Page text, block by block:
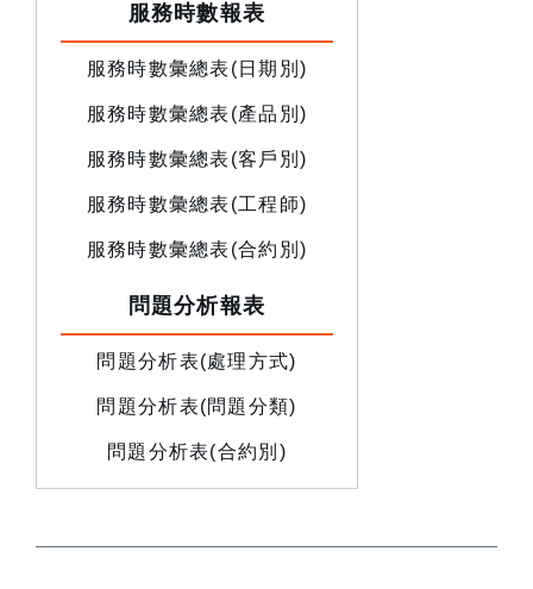
服務時數報表
服務時數彙總表(日期別)
服務時數彙總表(產品別)
服務時數彙總表(客戶別)
服務時數彙總表(工程師)
服務時數彙總表(合約別)
問題分析報表
問題分析表(處理方式)
問題分析表(問題分類)
問題分析表(合約別)